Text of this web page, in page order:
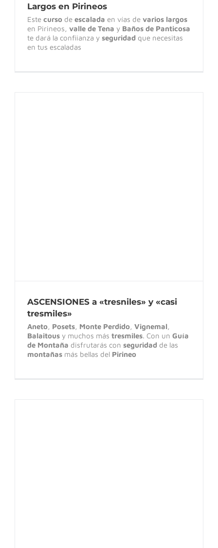
Largos en Pirineos
Este curso de escalada en vías de varios largos
en Pirineos, valle de Tena y Baños de Panticosa
te dará la confiianza y seguridad que necesitas
en tus escaladas
ASCENSIONES a «tresniles» y «casi
tresmiles»
Aneto, Posets, Monte Perdido, Vignemal,
Balaitous y muchos más tresmiles. Con un Guía
de Montaña disfrutarás con seguridad de las
montañas más bellas del Pirineo